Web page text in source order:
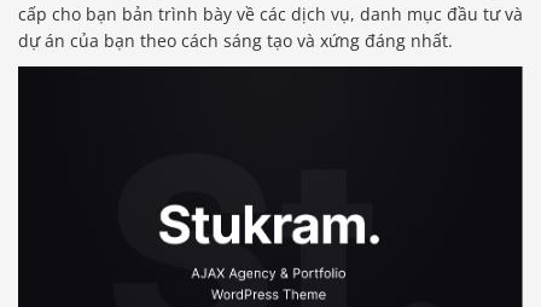
cấp cho bạn bản trình bày về các dịch vụ, danh mục đầu tư và
dự án của bạn theo cách sáng tạo và xứng đáng nhất.